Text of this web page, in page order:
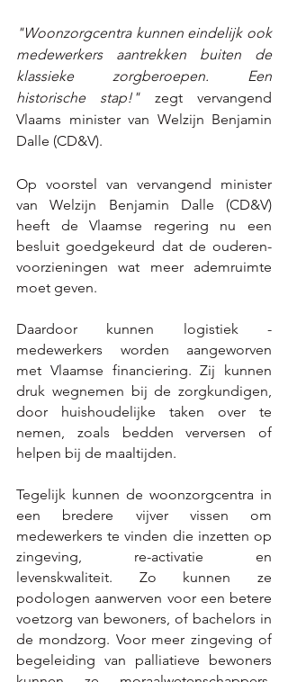
"Woonzorgcentra kunnen eindelijk ook
medewerkers aantrekken buiten de
klassieke zorgberoepen. Een
historische stap!" zegt vervangend
Vlaams minister van Welzijn Benjamin
Dalle (CD&V).
Op voorstel van vervangend minister
van Welzijn Benjamin Dalle (CD&V)
heeft de Vlaamse regering nu een
besluit goedgekeurd dat de ouderen­
voorzieningen wat meer ademruimte
moet geven.
Daardoor kunnen logistiek ­
medewerkers worden aangeworven
met Vlaamse ­financiering. Zij kunnen
druk wegnemen bij de zorgkundigen,
door huishoudelijke taken over te
nemen, zoals ­bedden verversen of
helpen bij de maaltijden.
Tegelijk kunnen de woonzorgcentra in
een bredere vijver vissen om
medewerkers te vinden die ­inzetten op
zingeving, re-activatie en
levenskwaliteit. Zo kunnen ze
podologen aanwerven voor een betere
voetzorg van bewoners, of bachelors in
de mondzorg. Voor meer zingeving of
begeleiding van palliatieve bewoners